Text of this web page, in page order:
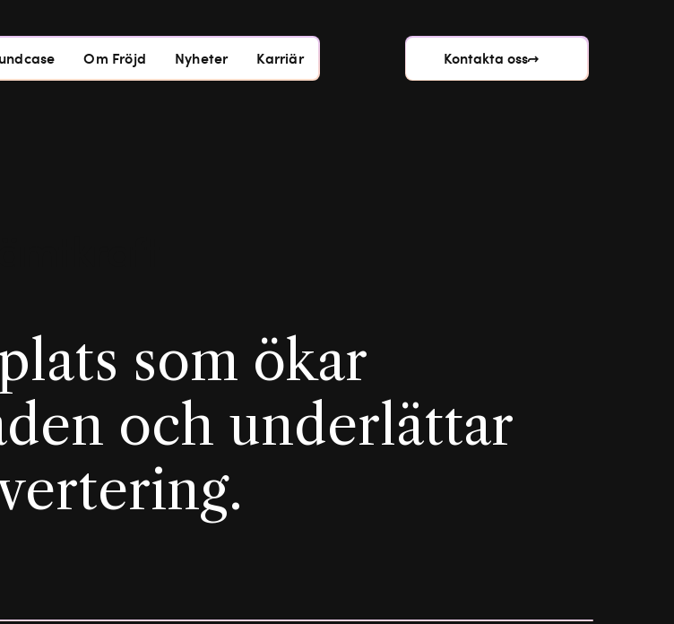
Om Fröjd Nyheter Karriär Kontakta oss
som ökar
och underlättar